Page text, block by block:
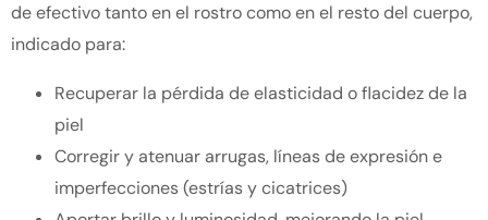
de efectivo tanto en el rostro como en el resto del cuerpo,
indicado para:
Recuperar la pérdida de elasticidad o flacidez de la
piel
Corregir y atenuar arrugas, líneas de expresión e
imperfecciones (estrías y cicatrices)